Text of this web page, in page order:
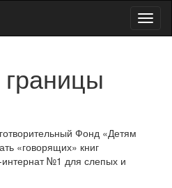
Фонд «Детям
«говорящих» книг
№1 для слепых и